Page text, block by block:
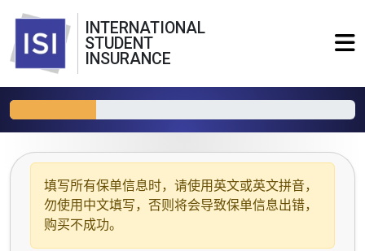
INTERNATIONAL
STUDENT
INSURANCE
填写所有保单信息时，请使用 英文或英文拼音，
勿使用中文填写，否则将会导致保单信息出错，
购买不成功。